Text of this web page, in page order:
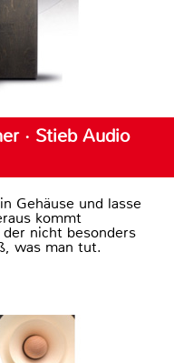
· Stieb Audio
Gehäuse und lasse
kommt
nicht besonders
was man tut.